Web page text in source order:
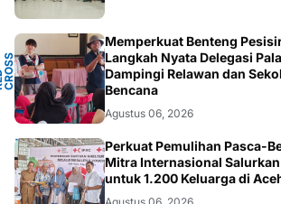
N
S
TY
Memperkuat Benteng
Langkah Nyata Delegasi
Dampingi Relawan dan
Bencana
Agustus 06, 2026
ACEH
Perkuat Pemulihan Pasca-
Mitra Internasional
untuk 1.200 Keluarga di